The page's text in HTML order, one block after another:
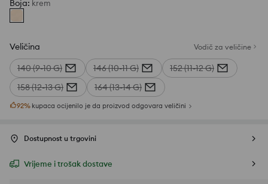
Boja: krem
Veličina Vodič za veličine
140 (9-10 G) 146 (10-11 G)
152 (11-12 G)
158 (12-13 G)
164 (13-14 G)
92% kupaca ocijenilo je da proizvod odgovara veličini
Dostupnost u trgovini
Vrijeme i trošak dostave